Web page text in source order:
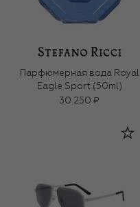
Парфюмерная вода Royal
Eagle Sport (50ml)
30 250 ₽